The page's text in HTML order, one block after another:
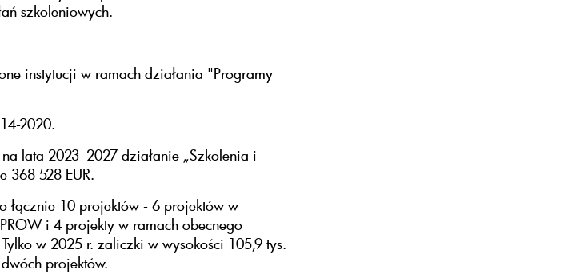
szkoleniowych.
instytucji w ramach działania "Programy
2020.
lata 2023–2027 działanie „Szkolenia i
368 528 EUR.
łącznie 10 projektów - 6 projektów w
i 4 projekty w ramach obecnego
w 2025 r. zaliczki w wysokości 105,9 tys.
projektów.